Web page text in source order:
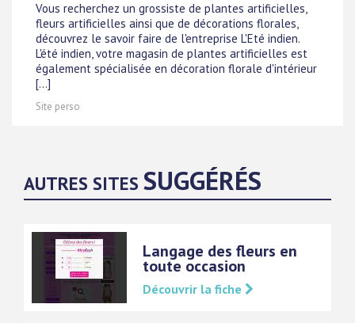
Vous recherchez un grossiste de plantes artificielles,
fleurs artificielles ainsi que de décorations florales,
découvrez le savoir faire de l'entreprise L'Eté indien.
L'été indien, votre magasin de plantes artificielles est
également spécialisée en décoration florale d'intérieur
[...]
Site perso
AUTRES SITES SUGGÉRÉS
Langage des fleurs en
toute occasion
Découvrir la fiche